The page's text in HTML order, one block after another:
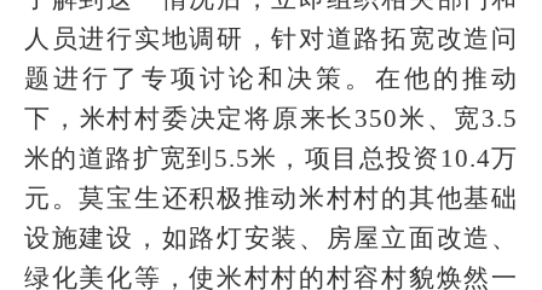
人员进行实地调研，针对道路拓宽改造问
题进行了专项讨论和决策。在他的推动
下，米村村委决定将原来长350米、宽3.5
米的道路扩宽到5.5米，项目总投资10.4万
元。莫宝生还积极推动米村村的其他基础
设施建设，如路灯安装、房屋立面改造、
绿化美化等，使米村村的村容村貌焕然一